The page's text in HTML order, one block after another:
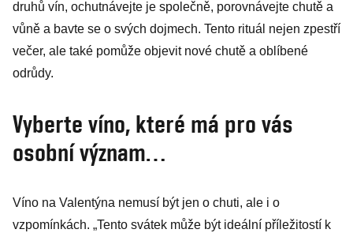
druhů vín, ochutnávejte je společně, porovnávejte chutě a
vůně a bavte se o svých dojmech. Tento rituál nejen zpestří
večer, ale také pomůže objevit nové chutě a oblíbené
odrůdy.
Vyberte víno, které má pro vás
osobní význam…
Víno na Valentýna nemusí být jen o chuti, ale i o
vzpomínkách. „Tento svátek může být ideální příležitostí k